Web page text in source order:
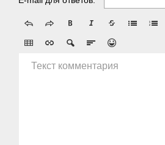
Текст комментария